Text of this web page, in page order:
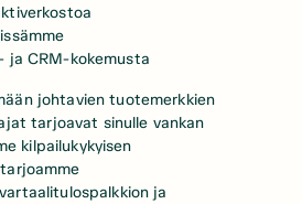
ja CRM-kokemusta
johtavien tuotemerkkien
tarjoavat sinulle vankan
kilpailukykyisen
ja